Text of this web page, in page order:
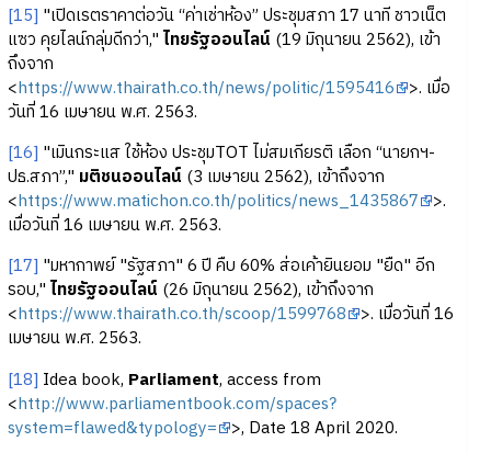
[15] "เปิดเรตราคาต่อวัน “ค่าเช่าห้อง” ประชุมสภา 17 นาที ชาวเน็ต
แซว คุยไลน์กลุ่มดีกว่า," ไทยรัฐออนไลน์ (19 มิถุนายน 2562), เข้า
ถึงจาก
<https://www.thairath.co.th/news/politic/1595416 >. เมื่อ
วันที่ 16 เมษายน พ.ศ. 2563.
[16] "เมินกระแส ใช้ห้อง ประชุมTOT ไม่สมเกียรติ เลือก “นายกฯ-
ปธ.สภา”," มติชนออนไลน์ (3 เมษายน 2562), เข้าถึงจาก
<https://www.matichon.co.th/politics/news_1435867 >.
เมื่อวันที่ 16 เมษายน พ.ศ. 2563.
[17] "มหากาพย์ "รัฐสภา" 6 ปี คืบ 60% ส่อเค้ายินยอม "ยืด" อีก
รอบ," ไทยรัฐออนไลน์ (26 มิถุนายน 2562), เข้าถึงจาก
<https://www.thairath.co.th/scoop/1599768 >. เมื่อวันที่ 16
เมษายน พ.ศ. 2563.
[18] Idea book, Parliament, access from
<http://www.parliamentbook.com/spaces?
system=flawed&typology= >, Date 18 April 2020.